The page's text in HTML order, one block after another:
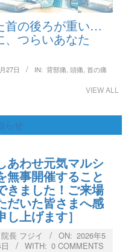
首の後ろが重い…
つらいあなた
27日 IN: 背部痛 頭痛 首の痛
VIEW ALL
らせ
あわせ元気マルシ
無事開催すること
きました！ご来場
だいた皆さまへ感
し上げます］
院長 フジイ ON: 2026年5
WITH: 0 COMMENTS